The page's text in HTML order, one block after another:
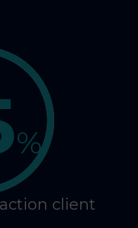
%
client